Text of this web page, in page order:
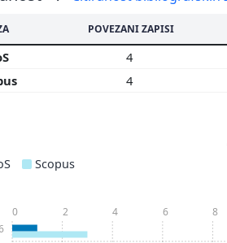
POVEZANI ZAPISI
4
4
Scopus
0 2 4 6 8